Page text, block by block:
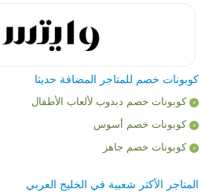
كوبونات خصم للمتاجر المضافة حديثا
كوبونات خصم دبدوب لألعاب الأطفال
كوبونات خصم أسوس
كوبونات خصم جاهز
المتاجر الأكثر شعبية في الخليج العربي